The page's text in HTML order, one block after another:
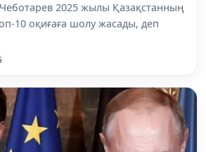
2025 жылы Қазақстанның
10 оқиғаға шолу жасады, деп